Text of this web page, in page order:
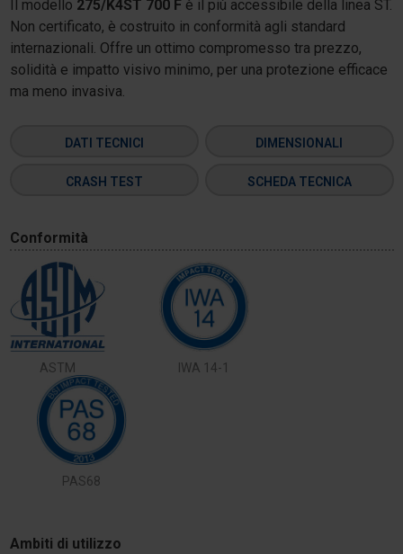
Il modello 275/K4ST 700 Fè il più accessibile della linea ST.
Non certificato, è costruito in conformità agli standard
internazionali. Offre un ottimo compromesso tra prezzo,
solidità e impatto visivo minimo, per una protezione efficace
ma meno invasiva.
DATI TECNICI DIMENSIONALI
CRASH TEST SCHEDA TECNICA
Conformità
ASTM IWA 14-1
PAS68
Ambiti di utilizzo